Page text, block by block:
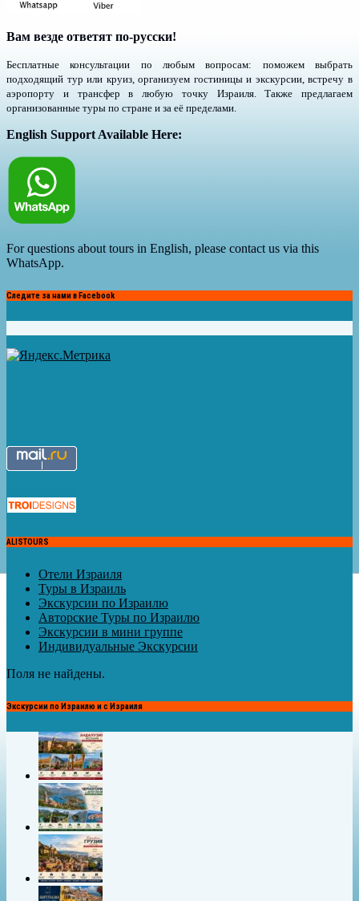
Вам везде ответят по-русски!
Бесплатные консультации по любым вопросам: поможем выбрать
подходящий тур или круиз, организуем гостиницы и экскурсии, встречу в
аэропорту и трансфер в любую точку Израиля. Также предлагаем
организованные туры по стране и за её пределами.
English Support Available Here:
For questions about tours in English, please contact us via this
WhatsApp.
Следите за нами в Facebook
ALISTOURS
Отели Израиля
Туры в Израиль
Экскурсии по Израилю
Авторские Туры по Израилю
Экскурсии в мини группе
Индивидуальные Экскурсии
Поля не найдены.
Экскурсии по Израилю и с Израиля